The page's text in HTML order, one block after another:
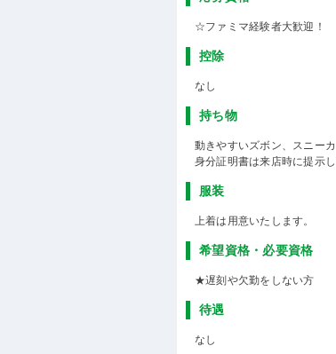
☆ファミマ経験者大歓迎！
控除
なし
持ち物
動きやすいズボン、スニーカ
身分証明書は来店時に提示
服装
上着は用意いたします。
希望資格・必要資格
★遅刻や欠勤をしない方
待遇
なし